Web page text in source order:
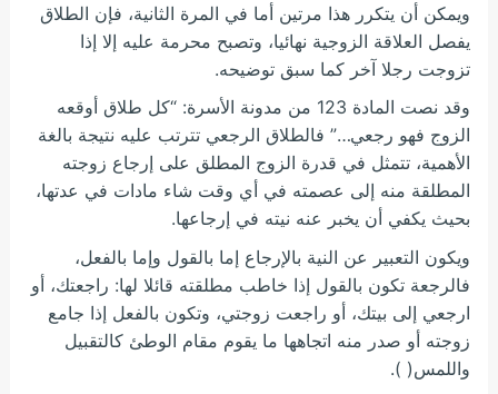
ويمكن أن يتكرر هذا مرتين أما في المرة الثانية، فإن الطلاق
يفصل العلاقة الزوجية نهائيا، وتصبح محرمة عليه إلا إذا
تزوجت رجلا آخر كما سبق توضيحه.
وقد نصت المادة 123 من مدونة الأسرة: “كل طلاق أوقعه
الزوج فهو رجعي…” فالطلاق الرجعي تترتب عليه نتيجة بالغة
الأهمية، تتمثل في قدرة الزوج المطلق على إرجاع زوجته
المطلقة منه إلى عصمته في أي وقت شاء مادات في عدتها،
بحيث يكفي أن يخبر عنه نيته في إرجاعها.
ويكون التعبير عن النية بالإرجاع إما بالقول وإما بالفعل،
فالرجعة تكون بالقول إذا خاطب مطلقته قائلا لها: راجعتك، أو
ارجعي إلى بيتك، أو راجعت زوجتي، وتكون بالفعل إذا جامع
زوجته أو صدر منه اتجاهها ما يقوم مقام الوطئ كالتقبيل
واللمس( ).